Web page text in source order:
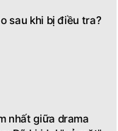
sau khi bị điều tra?
nhất giữa drama